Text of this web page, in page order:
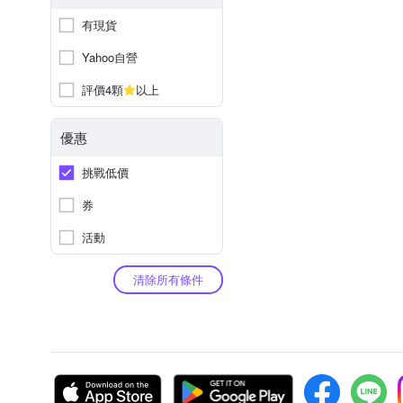
有現貨
Yahoo自營
評價4顆
以上
優惠
挑戰低價
券
活動
清除所有條件